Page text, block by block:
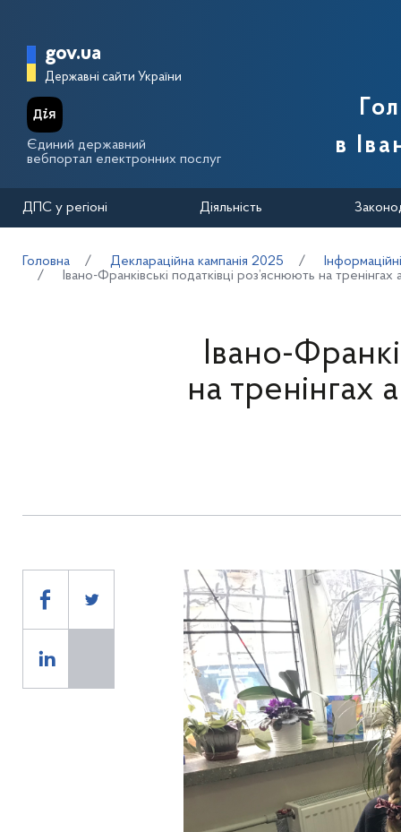
Головна сторінка Державної
gov.ua
Державні сайти України
Єдиний державний
вебпортал електронних послуг
в
ДПС у регіоні Діяльність
Головна Деклараційна кампанія 2025
Івано-Франківські податківці роз’яснюють на
Івано-
на тренінгах